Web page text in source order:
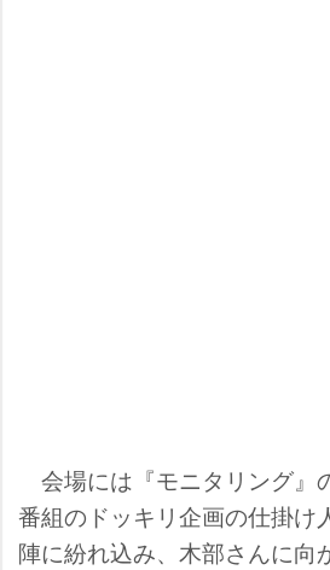
会場には『モニタリング』
番組のドッキリ企画の仕掛け
陣に紛れ込み、木部さんに向